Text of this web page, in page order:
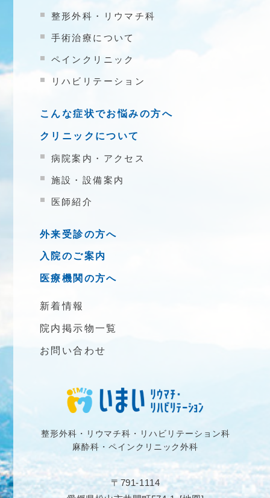
整形外科・リウマチ科・リハビリテーション科
麻酔科・ペインクリニック外科
〒791-1114
整形外科・リウマチ科
手術治療について
ペインクリニック
リハビリテーション
こんな症状でお悩みの方へ
クリニックについて
病院案内・アクセス
施設・設備案内
医師紹介
外来受診の方へ
入院のご案内
医療機関の方へ
新着情報
院内掲示物一覧
お問い合わせ